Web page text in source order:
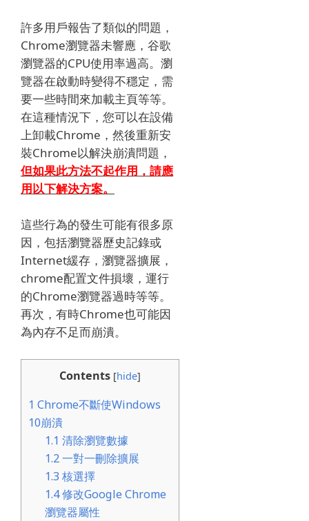
許多用戶報告了類似的問題，
Chrome瀏覽器未響應，谷歌
瀏覽器的CPU使用率過高。 瀏
覽器在啟動時變得不穩定，需
要一些時間來加載主頁等等。
在這種情況下，您可以在設備
上卸載Chrome，然後重新安
裝Chrome以解決崩潰問題，
但如果此方法不起作用，請應
用以下解決方案。
這些行為的發生可能有很多原
因，包括瀏覽器歷史記錄或
Internet緩存，瀏覽器擴展，
chrome配置文件損壞，運行
的Chrome瀏覽器過時等等。
再次，有時Chrome也可能因
為內存不足而崩潰。
Contents [hide]
1 Chrome不斷使Windows
10崩潰
1.1 清除瀏覽數據
1.2一對一刪除擴展
1.3 核選擇
1.4修改Google Chrome
瀏覽器屬性